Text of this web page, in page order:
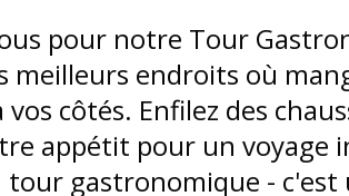
pour notre Tour
meilleurs endroits où
vos côtés. Enfilez des
appétit pour un voyage
tour gastronomique -